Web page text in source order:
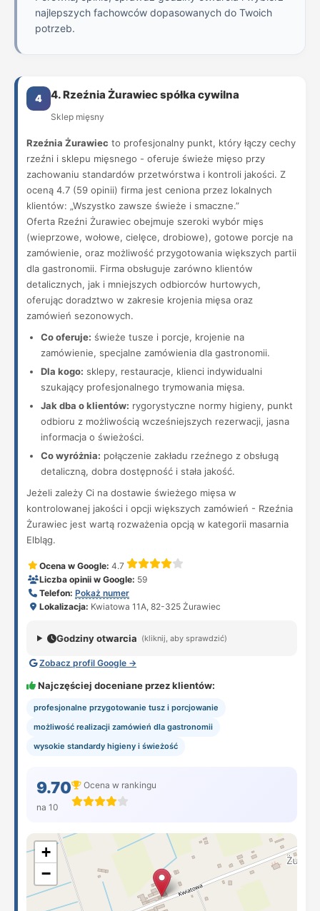
najlepszych fachowców dopasowanych do Twoich
potrzeb.
4 4. Rzeźnia Żurawiec spółka cywilna
Sklep mięsny
Rzeźnia Żurawiec to profesjonalny punkt, który łączy cechy
rzeźni i sklepu mięsnego - oferuje świeże mięso przy
zachowaniu standardów przetwórstwa i kontroli jakości. Z
oceną 4.7 (59 opinii) firma jest ceniona przez lokalnych
klientów: „Wszystko zawsze świeże i smaczne.”
Oferta Rzeźni Żurawiec obejmuje szeroki wybór mięs
(wieprzowe, wołowe, cielęce, drobiowe), gotowe porcje na
zamówienie, oraz możliwość przygotowania większych partii
dla gastronomii. Firma obsługuje zarówno klientów
detalicznych, jak i mniejszych odbiorców hurtowych,
oferując doradztwo w zakresie krojenia mięsa oraz
zamówień sezonowych.
Co oferuje: świeże tusze i porcje, krojenie na
zamówienie, specjalne zamówienia dla gastronomii.
Dla kogo: sklepy, restauracje, klienci indywidualni
szukający profesjonalnego trymowania mięsa.
Jak dba o klientów: rygorystyczne normy higieny, punkt
odbioru z możliwością wcześniejszych rezerwacji, jasna
informacja o świeżości.
Co wyróżnia: połączenie zakładu rzeźnego z obsługą
detaliczną, dobra dostępność i stała jakość.
Jeżeli zależy Ci na dostawie świeżego mięsa w
kontrolowanej jakości i opcji większych zamówień - Rzeźnia
Żurawiec jest wartą rozważenia opcją w kategorii masarnia
Elbląg.
Ocena w Google: 4.7
Liczba opinii w Google: 59
Telefon: Pokaż numer
Lokalizacja: Kwiatowa 11A, 82-325 Żurawiec
Godziny otwarcia (kliknij, aby sprawdzić)
Zobacz profil Google →
Najczęściej doceniane przez klientów:
profesjonalne przygotowanie tusz i porcjowanie
możliwość realizacji zamówień dla gastronomii
wysokie standardy higieny i świeżość
9.70
na 10
Ocena w rankingu
+
−